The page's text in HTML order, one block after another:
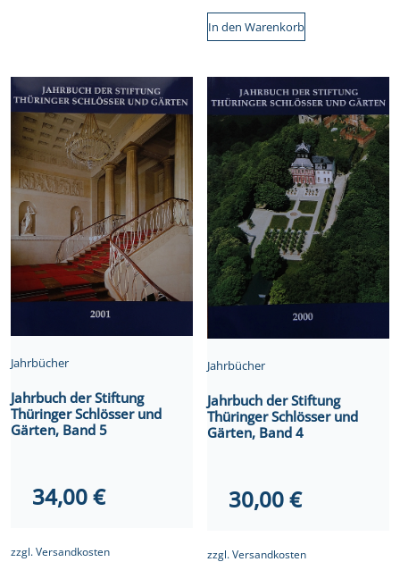
In den Warenkorb
Jahrbücher
Jahrbuch der Stiftung
Thüringer Schlösser und
Gärten, Band 5
34,00€
zzgl.Versandkosten
Jahrbücher
Jahrbuch der Stiftung
Thüringer Schlösser und
Gärten, Band 4
30,00€
zzgl.Versandkosten